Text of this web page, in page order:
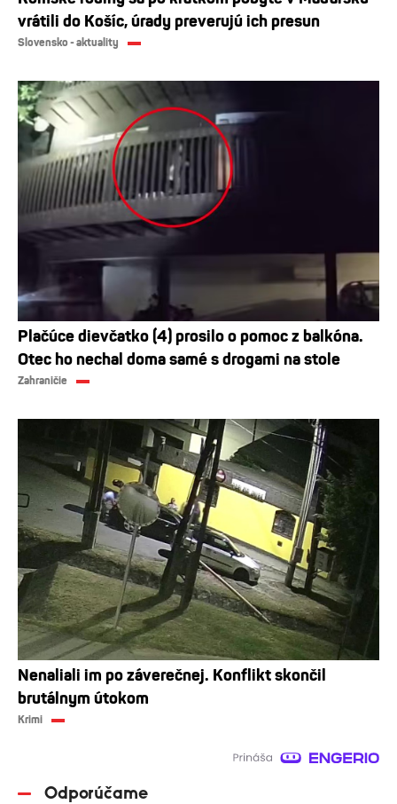
vrátili do Košíc, úrady preverujú ich presun
Slovensko - aktuality
Plačúce dievčatko (4) prosilo o pomoc z balkóna.
Otec ho nechal doma samé s drogami na stole
Zahraničie
Nenaliali im po záverečnej. Konflikt skončil
brutálnym útokom
Krimi
Odporúčame